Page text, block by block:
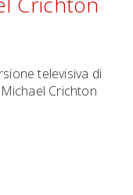
STAR TREK NETFLIX
televisiva di
Crichton